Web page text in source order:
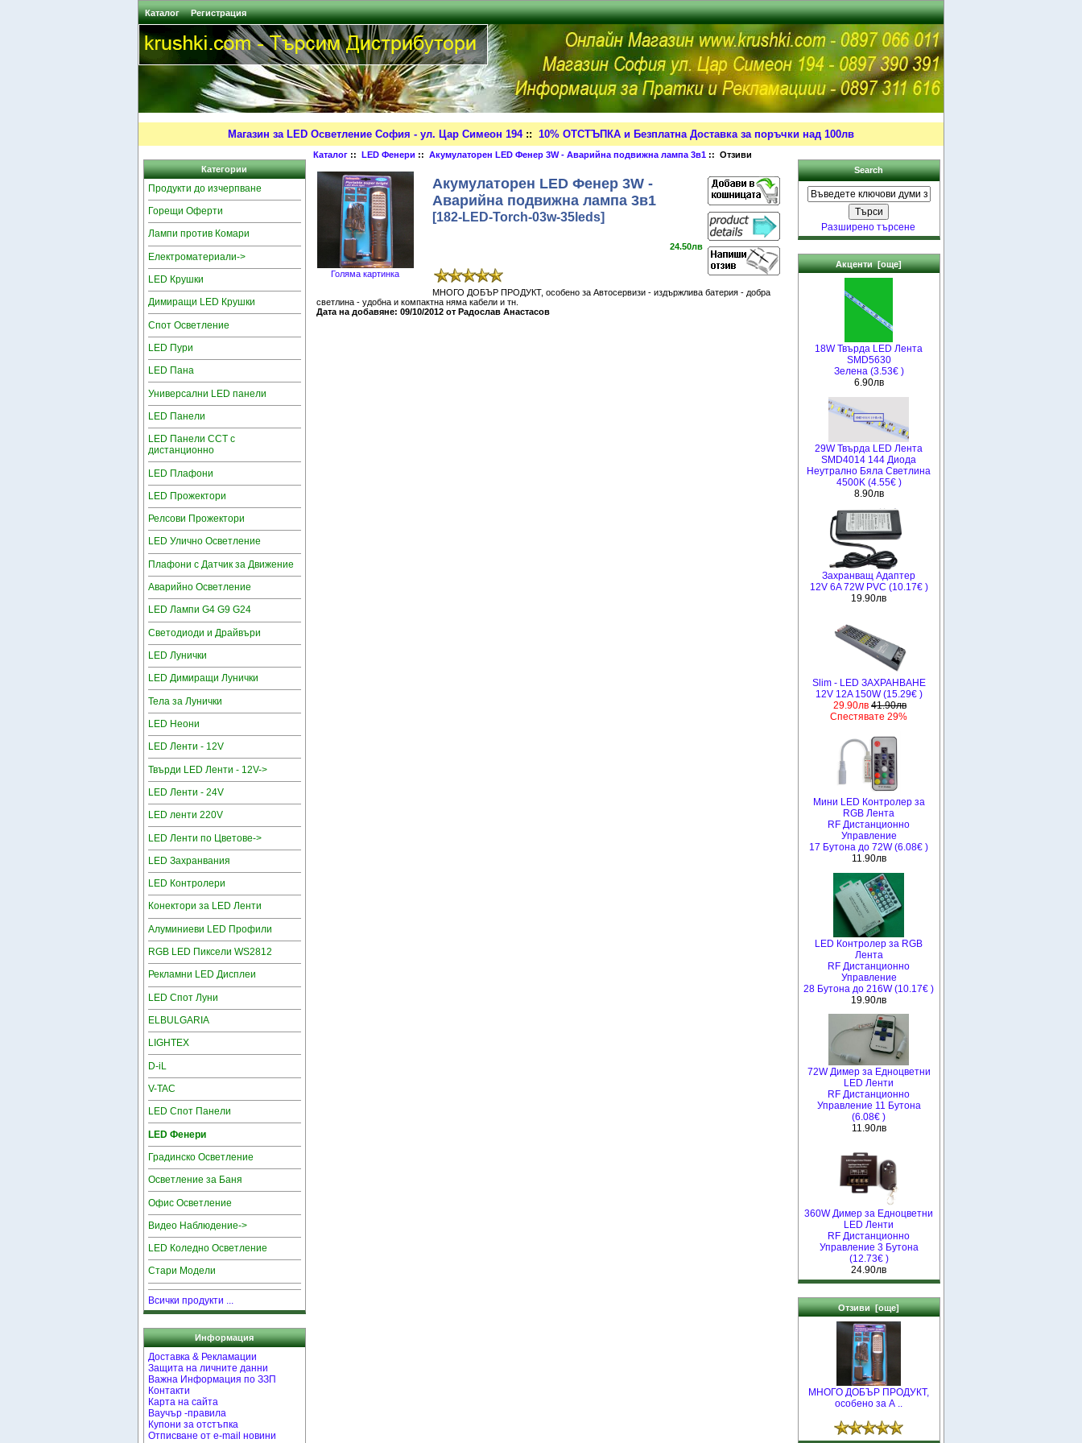
Каталог Регистрация
Магазин за LED Осветление София - ул. Цар Симеон 194:: 10% ОТСТЪПКА и Безплатна Доставка за поръчки над 100лв
Категории
Продукти до изчерпване
Горещи Оферти
Лампи против Комари
Електроматериали->
LED Крушки
Димиращи LED Крушки
Спот Осветление
LED Пури
LED Пана
Универсални LED панели
LED Панели
LED Панели CCT с
дистанционно
LED Плафони
LED Прожектори
Релсови Прожектори
LED Улично Осветление
Плафони с Датчик за Движение
Аварийно Осветление
LED Лампи G4 G9 G24
Светодиоди и Драйвъри
LED Лунички
LED Димиращи Лунички
Тела за Лунички
LED Неони
LED Ленти - 12V
Твърди LED Ленти - 12V->
LED Ленти - 24V
LED ленти 220V
LED Ленти по Цветове->
LED Захранвания
LED Контролери
Конектори за LED Ленти
Алуминиеви LED Профили
RGB LED Пиксели WS2812
Рекламни LED Дисплеи
LED Спот Луни
ELBULGARIA
LIGHTEX
D-iL
V-TAC
LED Спот Панели
LED Фенери
Градинско Осветление
Осветление за Баня
Офис Осветление
Видео Наблюдение->
LED Коледно Осветление
Стари Модели
Всички продукти ...
Информация
Доставка & Рекламации
Защита на личните данни
Важна Информация по ЗЗП
Контакти
Карта на сайта
Ваучър -правила
Купони за отстъпка
Отписване от e-mail новини
Каталог ::LED Фенери ::Акумулаторен LED Фенер 3W - Аварийна подвижна лампа 3в1 :: Отзиви
Голяма картинка
Акумулаторен LED Фенер 3W -
Аварийна подвижна лампа 3в1
[182-LED-Torch-03w-35leds]
24.50лв
МНОГО ДОБЪР ПРОДУКТ, особено за Автосервизи - издържлива батерия - добра
светлина - удобна и компактна няма кабели и тн.
Дата на добавяне: 09/10/2012 от Радослав Анастасов
Search
Разширено търсене
Акценти [още]
18W Твърда LED Лента
SMD5630
Зелена (3.53€ )
6.90лв
29W Твърда LED Лента
SMD4014 144 Диода
Неутрално Бяла Светлина
4500K (4.55€ )
8.90лв
Захранващ Адаптер
12V 6A 72W PVC (10.17€ )
19.90лв
Slim - LED ЗАХРАНВАНЕ
12V 12A 150W (15.29€ )
29.90лв 41.90лв
Спестявате 29%
Мини LED Контролер за
RGB Лента
RF Дистанционно
Управление
17 Бутона до 72W (6.08€ )
11.90лв
LED Контролер за RGB
Лента
RF Дистанционно
Управление
28 Бутона до 216W (10.17€ )
19.90лв
72W Димер за Едноцветни
LED Ленти
RF Дистанционно
Управление 11 Бутона
(6.08€ )
11.90лв
360W Димер за Едноцветни
LED Ленти
RF Дистанционно
Управление 3 Бутона
(12.73€ )
24.90лв
Отзиви [още]
МНОГО ДОБЪР ПРОДУКТ,
особено за А ..